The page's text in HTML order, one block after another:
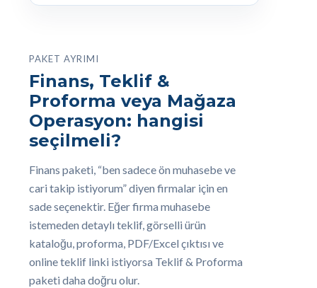
PAKET AYRIMI
Finans, Teklif &
Proforma veya Mağaza
Operasyon: hangisi
seçilmeli?
Finans paketi, “ben sadece ön muhasebe ve
cari takip istiyorum” diyen firmalar için en
sade seçenektir. Eğer firma muhasebe
istemeden detaylı teklif, görselli ürün
kataloğu, proforma, PDF/Excel çıktısı ve
online teklif linki istiyorsa Teklif & Proforma
paketi daha doğru olur.